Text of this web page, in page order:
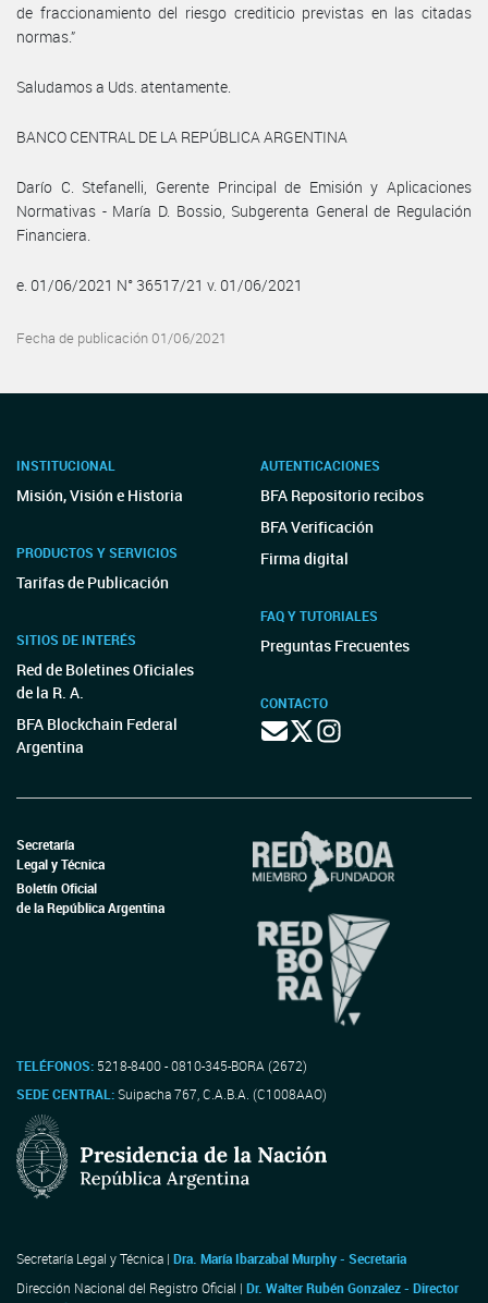
de fraccionamiento del riesgo crediticio previstas en las citadas
normas.”
Saludamos a Uds. atentamente.
BANCO CENTRAL DE LA REPÚBLICA ARGENTINA
Darío C. Stefanelli, Gerente Principal de Emisión y Aplicaciones
Normativas - María D. Bossio, Subgerenta General de Regulación
Financiera.
e. 01/06/2021 N° 36517/21 v. 01/06/2021
Fecha de publicación 01/06/2021
INSTITUCIONAL
Misión, Visión e Historia
PRODUCTOS Y SERVICIOS
Tarifas de Publicación
SITIOS DE INTERÉS
Red de Boletines Oficiales
de la R. A.
BFA Blockchain Federal
Argentina
AUTENTICACIONES
BFA Repositorio recibos
BFA Verificación
Firma digital
FAQ Y TUTORIALES
Preguntas Frecuentes
CONTACTO
Secretaría
Legal y Técnica
Boletín Oficial
de la República Argentina
TELÉFONOS: 5218-8400 - 0810-345-BORA (2672)
SEDE CENTRAL:Suipacha 767, C.A.B.A. (C1008AAO)
Secretaría Legal y Técnica | Dra. María Ibarzabal Murphy - Secretaria
Dirección Nacional del Registro Oficial | Dr. Walter Rubén Gonzalez - Director